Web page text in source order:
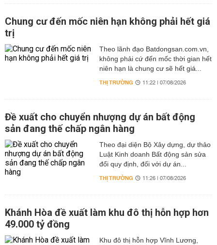
Chung cư đến mốc niên hạn không phải hết giá
trị
Theo lãnh đạo Batdongsan.com.vn,
không phải cứ đến mốc thời gian hết
niên hạn là chung cư sẽ hết giá...
THỊ TRƯỜNG 11:22 | 07/08/2026
Đề xuất cho chuyển nhượng dự án bất động
sản đang thế chấp ngân hàng
Theo đại diện Bộ Xây dựng, dự thảo
Luật Kinh doanh Bất động sản sửa
đổi quy định, đối với dự án...
THỊ TRƯỜNG 11:26 | 07/08/2026
Khánh Hòa đề xuất làm khu đô thị hỗn hợp hơn
49.000 tỷ đồng
Khu đô thị hỗn hợp Vĩnh Lương,